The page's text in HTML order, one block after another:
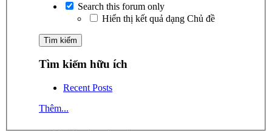
Search this forum only
Hiển thị kết quả dạng Chủ đề
Tìm kiếm hữu ích
Recent Posts
Thêm...